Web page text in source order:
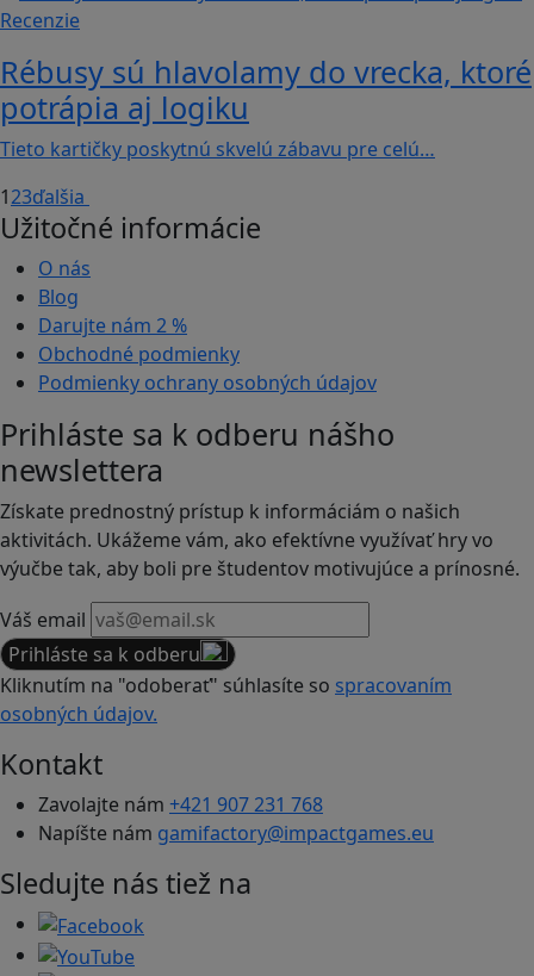
Recenzie
Rébusy sú hlavolamy do vrecka, ktoré
potrápia aj logiku
Tieto kartičky poskytnú skvelú zábavu pre celú…
123ďalšia
Užitočné informácie
O nás
Blog
Darujte nám 2 %
Obchodné podmienky
Podmienky ochrany osobných údajov
Prihláste sa k odberu nášho
newslettera
Získate prednostný prístup k informáciám o našich
aktivitách. Ukážeme vám, ako efektívne využívať hry vo
výučbe tak, aby boli pre študentov motivujúce a prínosné.
Váš email
Prihláste sa k odberu
Kliknutím na "odoberať" súhlasíte so spracovaním
osobných údajov.
Kontakt
Zavolajte nám +421 907 231 768
Napíšte nám gamifactory@impactgames.eu
Sledujte nás tiež na